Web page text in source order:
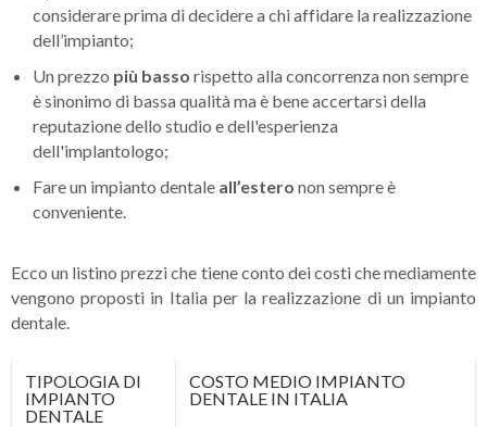
considerare prima di decidere a chi affidare la realizzazione
dell’impianto;
Un prezzo più basso rispetto alla concorrenza non sempre
è sinonimo di bassa qualità ma è bene accertarsi della
reputazione dello studio e dell'esperienza
dell'implantologo;
Fare un impianto dentale all’estero non sempre è
conveniente.
Ecco un listino prezzi che tiene conto dei costi che mediamente
vengono proposti in Italia per la realizzazione di un impianto
dentale.
TIPOLOGIA DI
IMPIANTO
DENTALE
COSTO MEDIO IMPIANTO
DENTALE IN ITALIA